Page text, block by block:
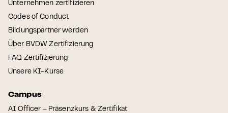
Unternehmen zertifizieren
Codes of Conduct
Bildungspartner werden
Über BVDW Zertifizierung
FAQ Zertifizierung
Unsere KI-Kurse
Campus
AI Officer – Präsenzkurs & Zertifikat